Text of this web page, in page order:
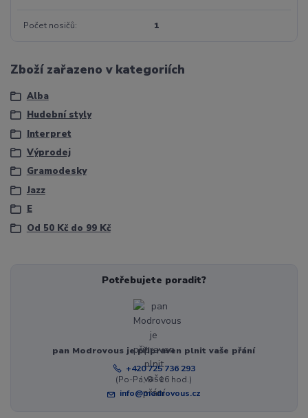
Počet nosičů 1
Zboží zařazeno v kategoriích
Alba
Hudební styly
Interpret
Výprodej
Gramodesky
Jazz
E
Od 50 Kč do 99 Kč
Potřebujete poradit?
pan Modrovous je připraven plnit vaše přání
+420 725 736 293
(Po-Pá, 8 - 16 hod.)
info@modrovous.cz